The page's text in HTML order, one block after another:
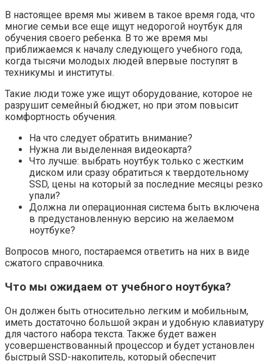
В настоящее время мы живем в такое время года, что
многие семьи все еще ищут недорогой ноутбук для
обучения своего ребенка. В то же время мы
приближаемся к началу следующего учебного года,
когда тысячи молодых людей впервые поступят в
техникумы и институты.
Такие люди тоже уже ищут оборудование, которое не
разрушит семейный бюджет, но при этом повысит
комфортность обучения.
На что следует обратить внимание?
Нужна ли выделенная видеокарта?
Что лучше: выбрать ноутбук только с жестким
диском или сразу обратиться к твердотельному
SSD, цены на который за последние месяцы резко
упали?
Должна ли операционная система быть включена
в предустановленную версию на желаемом
ноутбуке?
Вопросов много, постараемся ответить на них в виде
сжатого справочника.
Что мы ожидаем от учебного ноутбука?
Он должен быть относительно легким и мобильным,
иметь достаточно большой экран и удобную клавиатуру
для частого набора текста. Также будет важен
усовершенствованный процессор и будет установлен
быстрый SSD-накопитель, который обеспечит